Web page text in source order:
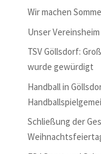
Wir machen
Unser
TSV Göllsdorf:
wurde gewürdigt
Handball in
Schließung der